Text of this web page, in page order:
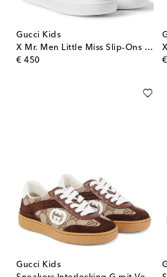
Gucci Kids
X Mr. Men Little Miss Slip-Ons aus Leder
€ 450
original price
Gucci Kids